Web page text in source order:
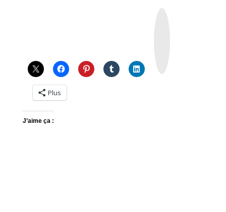
Plus
J’aime ça :